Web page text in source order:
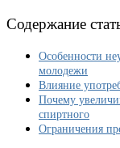
Содержание
Особенности
молодежи
Влияние
Почему
спиртного
Ограничения